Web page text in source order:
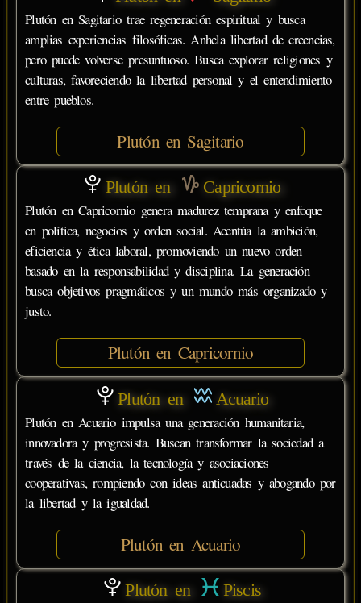
Plutón en Sagitario trae regeneración espiritual y busca
amplias experiencias filosóficas. Anhela libertad de creencias,
pero puede volverse presuntuoso. Busca explorar religiones y
culturas, favoreciendo la libertad personal y el entendimiento
entre pueblos.
Plutón en Sagitario
Plutón en Capricornio
Plutón en Capricornio genera madurez temprana y enfoque
en política, negocios y orden social. Acentúa la ambición,
eficiencia y ética laboral, promoviendo un nuevo orden
basado en la responsabilidad y disciplina. La generación
busca objetivos pragmáticos y un mundo más organizado y
justo.
Plutón en Capricornio
Plutón en Acuario
Plutón en Acuario impulsa una generación humanitaria,
innovadora y progresista. Buscan transformar la sociedad a
través de la ciencia, la tecnología y asociaciones
cooperativas, rompiendo con ideas anticuadas y abogando por
la libertad y la igualdad.
Plutón en Acuario
Plutón en Piscis